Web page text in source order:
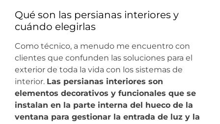
Qué son las persianas interiores y
cuándo elegirlas
Como técnico, a menudo me encuentro con
clientes que confunden las soluciones para el
exterior de toda la vida con los sistemas de
interior. Las persianas interiores son
elementos decorativos y funcionales que se
instalan en la parte interna del hueco de la
ventana para gestionar la entrada de luz y la